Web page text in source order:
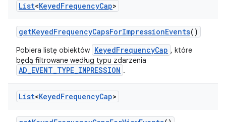
List<KeyedFrequencyCap>
getKeyedFrequencyCapsForImpressionEvents()
Pobiera listę obiektów KeyedFrequencyCap , które
będą filtrowane według typu zdarzenia
AD_EVENT_TYPE_IMPRESSION .
List<KeyedFrequencyCap>